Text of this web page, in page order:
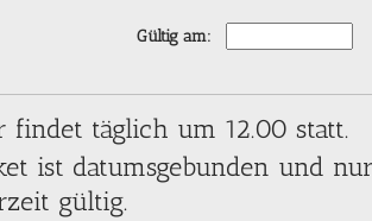
Gültig am:
findet täglich um 12.00 statt.
ist datumsgebunden und
gültig.